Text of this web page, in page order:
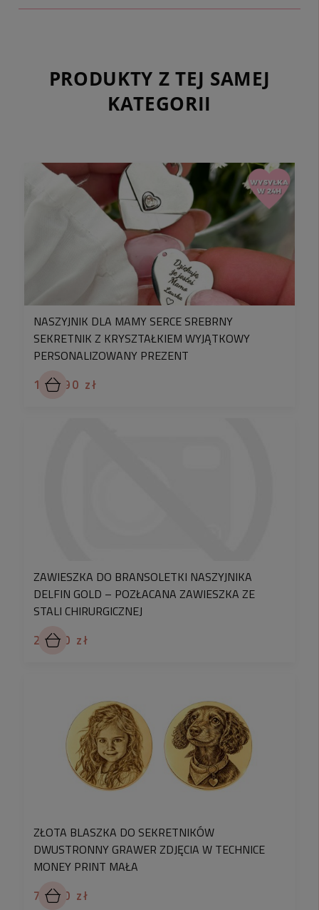
PRODUKTY Z TEJ SAMEJ
KATEGORII
NASZYJNIK DLA MAMY SERCE SREBRNY
SEKRETNIK Z KRYSZTAŁKIEM WYJĄTKOWY
PERSONALIZOWANY PREZENT
139,90 zł
ZAWIESZKA DO BRANSOLETKI NASZYJNIKA
DELFIN GOLD – POZŁACANA ZAWIESZKA ZE
STALI CHIRURGICZNEJ
29,90 zł
ZŁOTA BLASZKA DO SEKRETNIKÓW
DWUSTRONNY GRAWER ZDJĘCIA W TECHNICE
MONEY PRINT MAŁA
79,90 zł